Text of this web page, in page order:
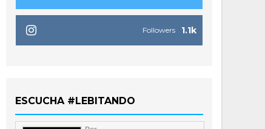
1.1k
Followers
ESCUCHA #LEBITANDO